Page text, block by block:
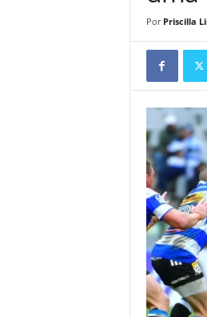
Por Priscilla